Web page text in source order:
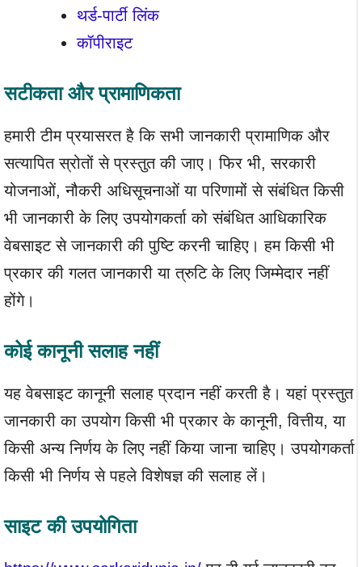
थर्ड-पार्टी लिंक
कॉपीराइट
सटीकता और प्रामाणिकता
हमारी टीम प्रयासरत है कि सभी जानकारी प्रामाणिक और
सत्यापित स्रोतों से प्रस्तुत की जाए। फिर भी, सरकारी
योजनाओं, नौकरी अधिसूचनाओं या परिणामों से संबंधित किसी
भी जानकारी के लिए उपयोगकर्ता को संबंधित आधिकारिक
वेबसाइट से जानकारी की पुष्टि करनी चाहिए। हम किसी भी
प्रकार की गलत जानकारी या त्रुटि के लिए जिम्मेदार नहीं
होंगे।
कोई कानूनी सलाह नहीं
यह वेबसाइट कानूनी सलाह प्रदान नहीं करती है। यहां प्रस्तुत
जानकारी का उपयोग किसी भी प्रकार के कानूनी, वित्तीय, या
किसी अन्य निर्णय के लिए नहीं किया जाना चाहिए। उपयोगकर्ता
किसी भी निर्णय से पहले विशेषज्ञ की सलाह लें।
साइट की उपयोगिता